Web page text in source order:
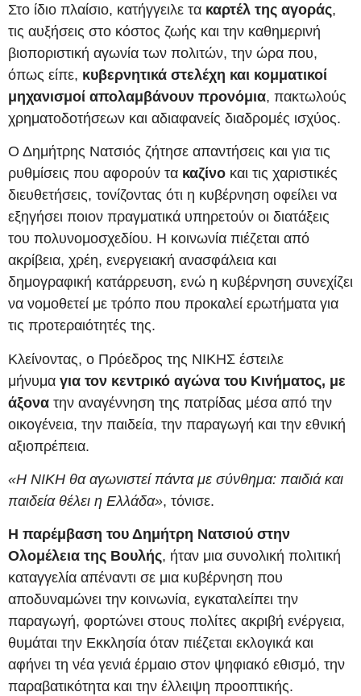
Στο ίδιο πλαίσιο, κατήγγειλε τα καρτέλ της αγοράς,
τις αυξήσεις στο κόστος ζωής και την καθημερινή
βιοποριστική αγωνία των πολιτών, την ώρα που,
όπως είπε, κυβερνητικά στελέχη και κομματικοί
μηχανισμοί απολαμβάνουν προνόμια, πακτωλούς
χρηματοδοτήσεων και αδιαφανείς διαδρομές ισχύος.
Ο Δημήτρης Νατσιός ζήτησε απαντήσεις και για τις
ρυθμίσεις που αφορούν τα καζίνο και τις χαριστικές
διευθετήσεις, τονίζοντας ότι η κυβέρνηση οφείλει να
εξηγήσει ποιον πραγματικά υπηρετούν οι διατάξεις
του πολυνομοσχεδίου. Η κοινωνία πιέζεται από
ακρίβεια, χρέη, ενεργειακή ανασφάλεια και
δημογραφική κατάρρευση, ενώ η κυβέρνηση συνεχίζει
να νομοθετεί με τρόπο που προκαλεί ερωτήματα για
τις προτεραιότητές της.
Κλείνοντας, ο Πρόεδρος της ΝΙΚΗΣ έστειλε
μήνυμα για τον κεντρικό αγώνα του Κινήματος, με
άξονα την αναγέννηση της πατρίδας μέσα από την
οικογένεια, την παιδεία, την παραγωγή και την εθνική
αξιοπρέπεια.
«Η ΝΙΚΗ θα αγωνιστεί πάντα με σύνθημα: παιδιά και
παιδεία θέλει η Ελλάδα», τόνισε.
Η παρέμβαση του Δημήτρη Νατσιού στην
Ολομέλεια της Βουλής, ήταν μια συνολική πολιτική
καταγγελία απέναντι σε μια κυβέρνηση που
αποδυναμώνει την κοινωνία, εγκαταλείπει την
παραγωγή, φορτώνει στους πολίτες ακριβή ενέργεια,
θυμάται την Εκκλησία όταν πιέζεται εκλογικά και
αφήνει τη νέα γενιά έρμαιο στον ψηφιακό εθισμό, την
παραβατικότητα και την έλλειψη προοπτικής.